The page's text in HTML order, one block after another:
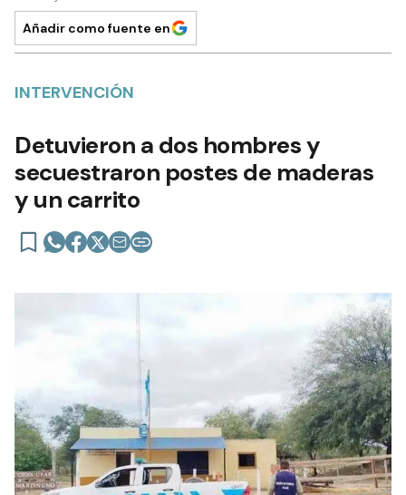
Añadir como fuente en
INTERVENCIÓN
Detuvieron a dos hombres y
secuestraron postes de maderas
y un carrito